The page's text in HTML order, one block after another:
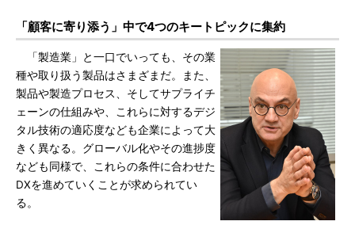
「顧客に寄り添う」中で4つのキートピックに集約
「製造業」と一口でいっても、その業
種や取り扱う製品はさまざまだ。また、
製品や製造プロセス、そしてサプライチ
ェーンの仕組みや、これらに対するデジ
タル技術の適応度なども企業によって大
きく異なる。グローバル化やその進捗度
なども同様で、これらの条件に合わせた
DXを進めていくことが求められてい
る。